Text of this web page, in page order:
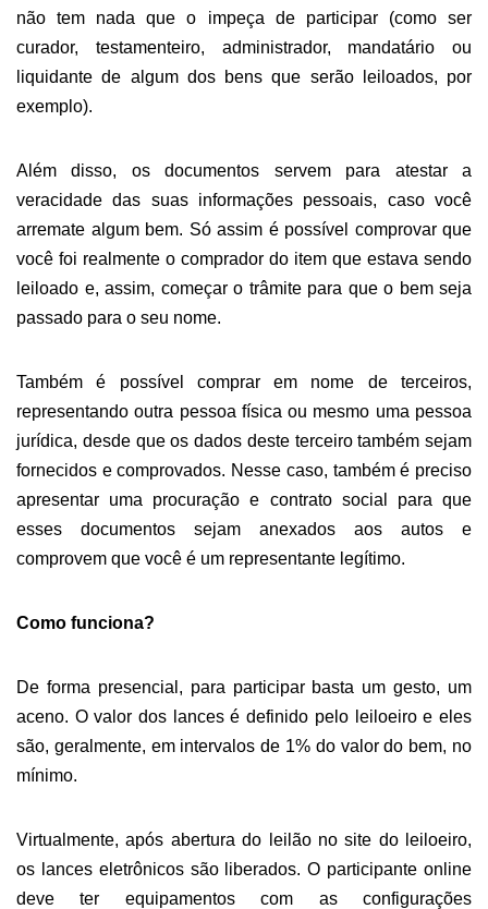
não tem nada que o impeça de participar (como ser
curador, testamenteiro, administrador, mandatário ou
liquidante de algum dos bens que serão leiloados, por
exemplo).
Além disso, os documentos servem para atestar a
veracidade das suas informações pessoais, caso você
arremate algum bem. Só assim é possível comprovar que
você foi realmente o comprador do item que estava sendo
leiloado e, assim, começar o trâmite para que o bemseja
passado para o seu nome.
Também é possível comprar em nome de terceiros,
representando outra pessoa física ou mesmo uma pessoa
jurídica, desde que os dados deste terceiro também sejam
fornecidos e comprovados. Nesse caso, também é preciso
apresentar uma procuração e contrato social para que
esses documentos sejam anexados aos autos e
comprovem que você é um representante legítimo.
Como funciona?
De forma presencial, para participar basta um gesto, um
aceno. O valor dos lances é definido pelo leiloeiroe eles
são, geralmente, emintervalos de 1% do valor do bem, no
mínimo.
Virtual mente, após abertura do leilão no site do leiloeiro,
os lances eletrônicos são liberados.O participante online
deve ter equipamentos com as configurações